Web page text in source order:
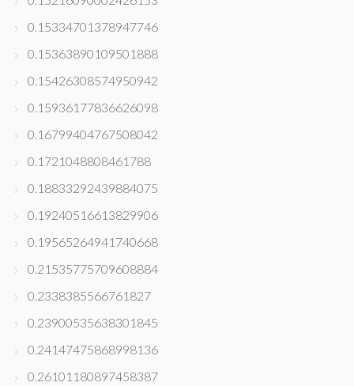
0.15334701378947746
0.15363890109501888
0.15426308574950942
0.15936177836626098
0.16799404767508042
0.1721048808461788
0.18833292439884075
0.19240516613829906
0.19565264941740668
0.21535775709608884
0.2338385566761827
0.23900535638301845
0.24147475868998136
0.26101180897458387